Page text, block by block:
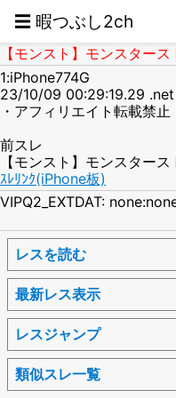
☰ 暇つぶし2ch
【モンスト】モンスター
1:iPhone774G
23/10/09 00:29:19.29 .net
・アフィリエイト転載禁止
前スレ
【モンスト】モンスター
ｽﾚﾘﾝｸ(iPhone板)
VIPQ2_EXTDAT:
レスを読む
最新レス表示
レスジャンプ
類似スレ一覧